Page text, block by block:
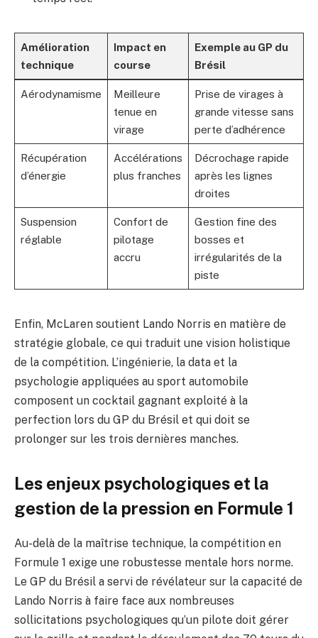
Amélioration
technique
Impact en
course
Exemple au GP du
Brésil
Aérodynamisme
Meilleure
tenue en
virage
Prise de virages à
grande vitesse sans
perte d’adhérence
Récupération
d’énergie
Accélérations
plus franches
Décrochage rapide
après les lignes
droites
Suspension
réglable
Confort de
pilotage
accru
Gestion fine des
bosses et
irrégularités de la
piste
Enfin, McLaren soutient Lando Norris en matière de
stratégie globale, ce qui traduit une vision holistique
de la compétition. L’ingénierie, la data et la
psychologie appliquées au sport automobile
composent un cocktail gagnant exploité à la
perfection lors du GP du Brésil et qui doit se
prolonger sur les trois dernières manches.
Les enjeux psychologiques et la
gestion de la pression en Formule 1
Au-delà de la maîtrise technique, la compétition en
Formule 1 exige une robustesse mentale hors norme.
Le GP du Brésil a servi de révélateur sur la capacité de
Lando Norris à faire face aux nombreuses
sollicitations psychologiques qu’un pilote doit gérer